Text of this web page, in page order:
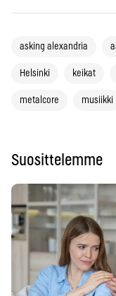
asking alexandria
Helsinki keikat
metalcore musiikki
Suosittelemme